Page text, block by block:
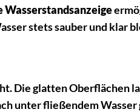
Wasserstandsanzeige
stets sauber und klar
Die glatten Oberflächen
unter fließendem